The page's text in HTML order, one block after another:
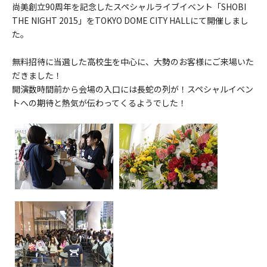
尚美創立90周年を記念したスペシャルライブイベント「SHOBI
THE NIGHT 2015」をTOKYO DOME CITY HALLにて開催しまし
た。
無料招待に当選した高校生を中心に、大勢のお客様にご来場いた
だきました！
開演数時間前から会場の入口には長蛇の列が！スペシャルイベン
トへの期待と熱気が伝わってくるようでした！